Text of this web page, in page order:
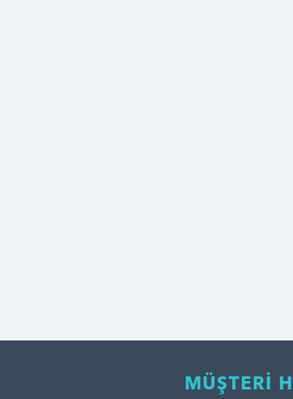
MÜŞTERİ